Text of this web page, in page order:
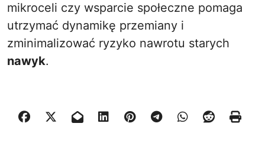
mikroceli czy wsparcie społeczne pomaga
utrzymać dynamikę przemiany i
zminimalizować ryzyko nawrotu starych
nawyk.